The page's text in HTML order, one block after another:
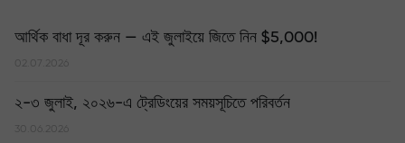
আর্থিক বাধা দূর করুন — এই জুলাইয়ে জিতে নিন $5,000!
02.07.2026
২-৩ জুলাই, ২০২৬-এ ট্রেডিংয়ের সময়সূচিতে পরিবর্তন
30.06.2026